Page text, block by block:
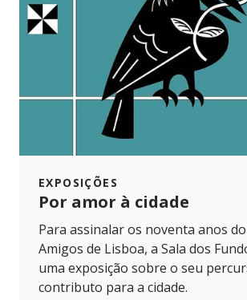
EXPOSIÇÕES
Por amor à cidade
Para assinalar os noventa anos
Amigos de Lisboa, a Sala dos
uma exposição sobre o seu
contributo para a cidade.